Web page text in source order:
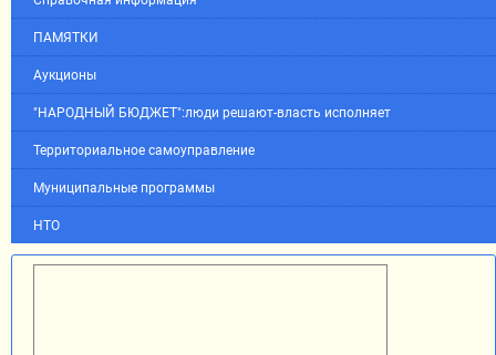
ПАМЯТКИ
Аукционы
"НАРОДНЫЙ БЮДЖЕТ":люди решают-власть исполняет
Территориальное самоуправление
Муниципальные программы
НТО